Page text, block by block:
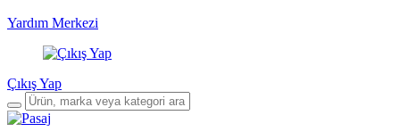
Yardım Merkezi
Çıkış Yap